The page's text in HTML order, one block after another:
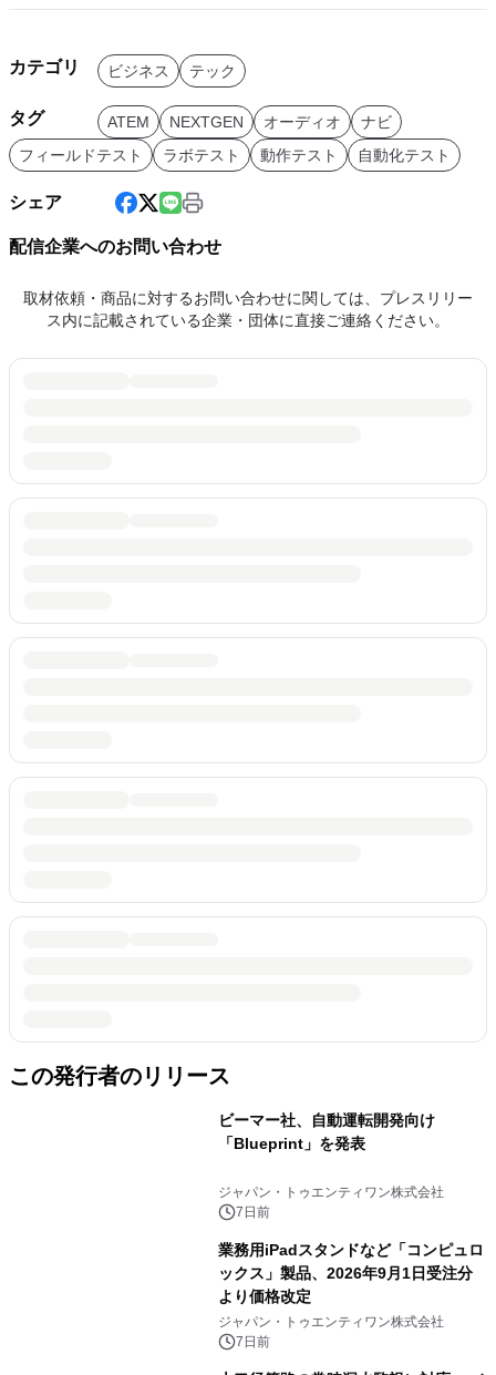
カテゴリ ビジネス テック
タグ ATEM NEXTGEN オーディオ
ナビ
フィールドテスト
ラボテスト 動作テスト 自動化テスト
シェア
配信企業へのお問い合わせ
取材依頼・商品に対するお問い合わせに関しては、プレスリリー
ス内に記載されている企業・団体に直接ご連絡ください。
この発行者のリリース
ビーマー社、自動運転開発向け
「Blueprint」を発表
ジャパン・トゥエンティワン株式会社
7日前
業務用iPadスタンドなど「コンピュロ
ックス」製品、2026年9月1日受注分
より価格改定
ジャパン・トゥエンティワン株式会社
7日前